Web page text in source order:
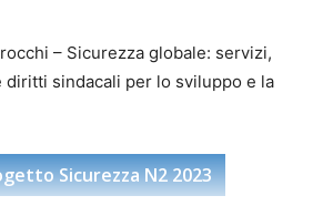
– Sicurezza globale: servizi,
diritti sindacali per lo sviluppo e la
Sicurezza N2 2023